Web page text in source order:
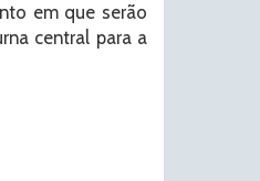
em que serão
central para a